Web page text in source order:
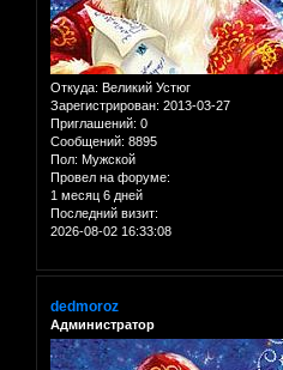
Откуда: Великий Устюг
Зарегистрирован: 2013-03-27
Приглашений: 0
Сообщений: 8895
Пол: Мужской
Провел на форуме:
1 месяц 6 дней
Последний визит:
2026-08-02 16:33:08
dedmoroz
Администратор